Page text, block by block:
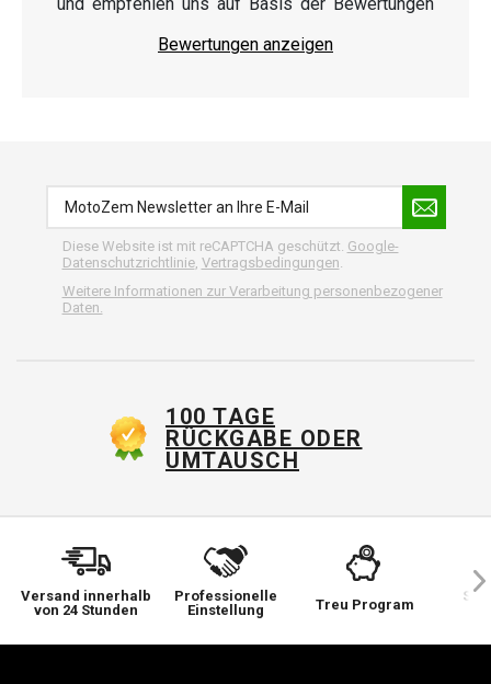
Bewertungen anzeigen
Diese Website ist mit reCAPTCHA geschützt. Google-
Datenschutzrichtlinie, Vertragsbedingungen
Weitere Informationen zur Verarbeitung personenbezogener
Daten.
100 TAGE
RÜCKGABE ODER
UMTAUSCH
Versand innerhalb
von 24 Stunden
Professionelle
Einstellung
Treu Program
Sie